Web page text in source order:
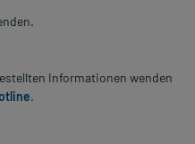
Informationen wenden
.